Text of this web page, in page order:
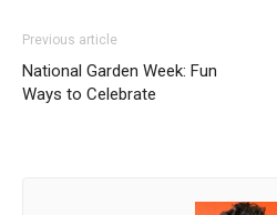
Previous article
National Garden Week: Fun
Ways to Celebrate